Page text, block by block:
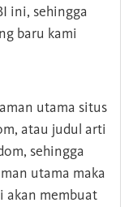
ini, sehingga
baru kami
utama situs
atau judul arti
sehingga
utama maka
akan membuat